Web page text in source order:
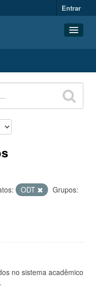
Entrar
ODT
Grupos:
no sistema acadêmico